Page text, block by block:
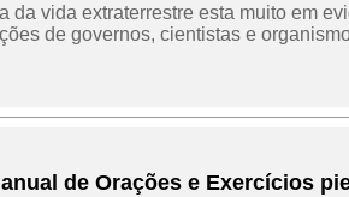
da vida extraterrestre esta muito em
de governos, cientistas e
de Orações e Exercícios